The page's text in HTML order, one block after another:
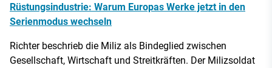
Rüstungsindustrie: Warum Europas Werke jetzt in den
Serienmodus wechseln
Richter beschrieb die Miliz als Bindeglied zwischen
Gesellschaft, Wirtschaft und Streitkräften. Der Milizsoldat